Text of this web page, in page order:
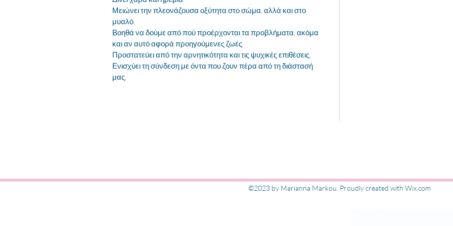
Μειώνει την πλεονάζουσα οξύτητα στο σώμα, αλλά και στο
μυαλό.
Βοηθά να δούμε από πού προέρχονται τα προβλήματα, ακόμα
και αν αυτό αφορά προηγούμενες ζωές.
Προστατεύει από την αρνητικότητα και τις ψυχικές επιθέσεις.
Ενισχύει τη σύνδεση με όντα που ζουν πέρα από τη διάστασή
μας.
ΜΑΡΙΑΝΝΑ ΜΑΡΚΟΥ Εγγραφή στις
©2023 by Marianna Markou. Proudly created with Wix.com